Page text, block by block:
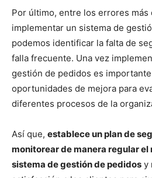
Por último, entre los errores más
implementar un sistema de
podemos identificar la falta de
falla frecuente. Una vez
gestión de pedidos es
oportunidades de mejora para
diferentes procesos de la
Así que, establece un plan de
monitorear de manera regular
sistema de gestión de pedidos y